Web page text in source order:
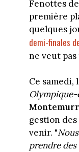
Fenottes
première
quelques
demi-finales
ne veut
Ce
gestion
venir. "
prendre